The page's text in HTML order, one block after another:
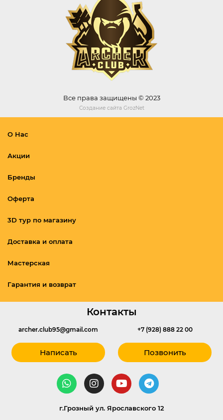
Все права защищены © 2023
Создание сайта GrozNet
О Нас
Акции
Бренды
Оферта
3D тур по магазину
Доставка и оплата
Мастерская
Гарантия и возврат
Контакты
archer.club95@gmail.com
Написать
+7 (928) 888 22 00
Позвонить
г.Грозный ул. Ярославского 12